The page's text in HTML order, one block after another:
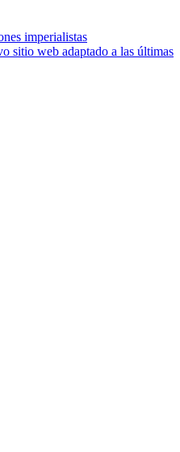
imperialistas
sitio web adaptado a las últimas